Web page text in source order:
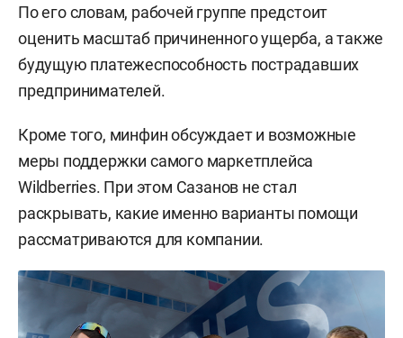
По его словам, рабочей группе предстоит
оценить масштаб причиненного ущерба, а также
будущую платежеспособность пострадавших
предпринимателей.
Кроме того, минфин обсуждает и возможные
меры поддержки самого маркетплейса
Wildberries. При этом Сазанов не стал
раскрывать, какие именно варианты помощи
рассматриваются для компании.